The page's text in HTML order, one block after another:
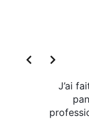
J’ai
Slide 2 of 3